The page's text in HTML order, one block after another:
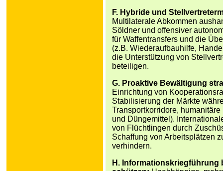
F. Hybride und
Multilaterale Abkommen
Söldner und offensiver
für Waffentransfers und die
(z.B. Wiederaufbauhilfe,
die Unterstützung von
beteiligen.
G. Proaktive Bewältigung
Einrichtung von
Stabilisierung der Märkte
Transportkorridore,
und Düngemittel).
von Flüchtlingen durch
Schaffung von Arbeitsplätzen
verhindern.
H. Informationskriegführung